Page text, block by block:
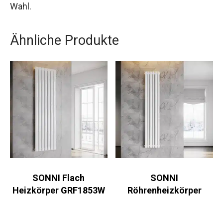
Wahl.
Ähnliche Produkte
SONNI Flach
Heizkörper GRF1853W
SONNI
Röhrenheizkörper